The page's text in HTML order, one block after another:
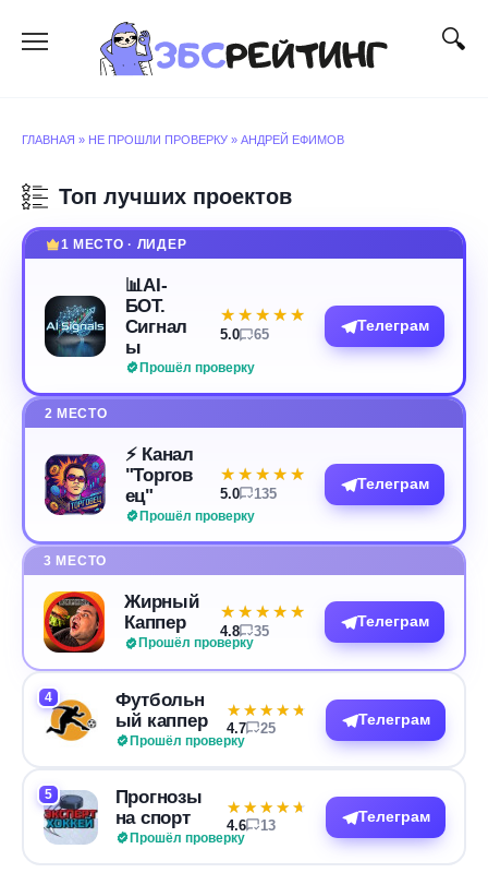
содержанию
ГЛАВНАЯ » НЕ ПРОШЛИ ПРОВЕРКУ » АНДРЕЙ ЕФИМОВ
Топ лучших проектов
1 МЕСТО · ЛИДЕР
📊AI-
БОТ.
Сигнал
ы
Прошёл проверку
★★★★★
★★★★★
5.0 65
Телеграм
2 МЕСТО
⚡️ Канал
"Торгов
ец"
Прошёл проверку
★★★★★
★★★★★
5.0 135
Телеграм
3 МЕСТО
Жирный
Каппер
Прошёл проверку
★★★★★
★★★★★
4.8 35
Телеграм
4
Футбольн
ый каппер
Прошёл проверку
★★★★★
★★★★★
4.7 25
Телеграм
5
Прогнозы
на спорт
Прошёл проверку
★★★★★
★★★★★
4.6 13
Телеграм